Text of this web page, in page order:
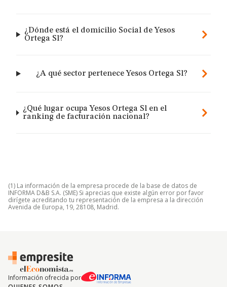
¿Dónde está el domicilio Social de Yesos
Ortega Sl?
¿A qué sector pertenece Yesos Ortega Sl?
¿Qué lugar ocupa Yesos Ortega Sl en el
ranking de facturación nacional?
(1) La información de la empresa procede de la base de datos de
INFORMA D&B S.A. (SME) Si aprecias que existe algún error por favor
dirígete acreditando tu representación de la empresa a la dirección
Avenida de Europa, 19, 28108, Madrid.
Información ofrecida por